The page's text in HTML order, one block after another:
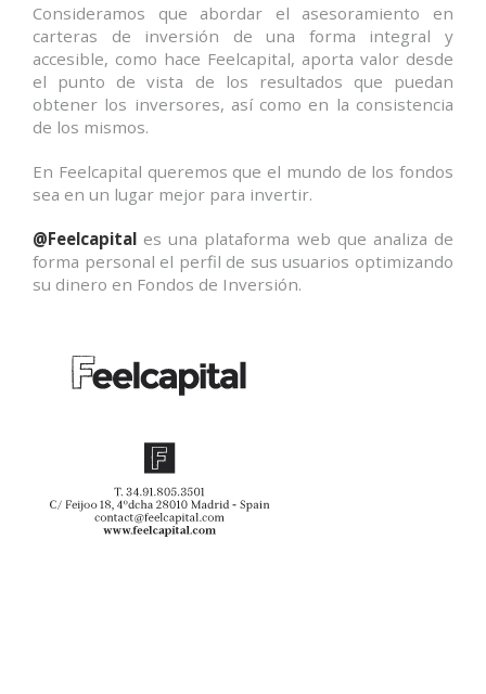
Consideramos que abordar el asesoramiento en
carteras de inversión de una forma integral y
accesible, como hace Feelcapital, aporta valor desde
el punto de vista de los resultados que puedan
obtener los inversores, así como en la consistencia
de los mismos.
En Feelcapital queremos que el mundo de los fondos
sea en un lugar mejor para invertir.
@Feelcapital es una plataforma web que analiza de
forma personal el perfil de sus usuarios optimizando
su dinero en Fondos de Inversión.